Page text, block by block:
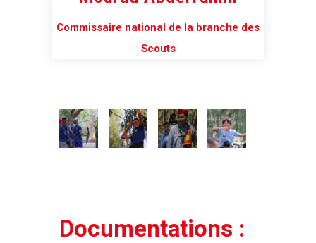
Commissaire national de la branche des
Scouts
Documentations :